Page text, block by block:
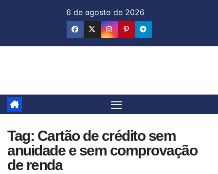
6 de agosto de 2026
Tag: Cartão de crédito sem
anuidade e sem comprovação
de renda​